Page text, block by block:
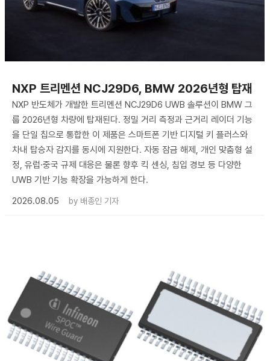
NXP 트리멘션 NCJ29D6, BMW 2026년형 탑재
NXP 반도체가 개발한 트리멘션 NCJ29D6 UWB 솔루션이 BMW 그
룹 2026년형 차량에 탑재된다. 정밀 거리 측정과 근거리 레이더 기능
을 단일 칩으로 통합한 이 제품은 스마트폰 기반 디지털 키 플러스와
차내 탑승자 감지를 동시에 지원한다. 자동 잠금 해제, 개인 맞춤형 설
정, 유럽·중국 규제 대응은 물론 향후 킥 센싱, 침입 경보 등 다양한
UWB 기반 기능 확장을 가능하게 한다.
2026.08.05
by 배종인 기자